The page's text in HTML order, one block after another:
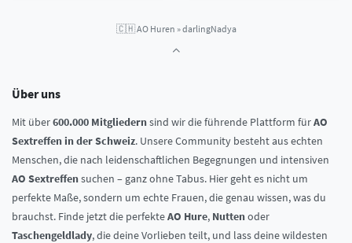
🇨🇭AO Huren »darlingNadya
Über uns
Mit über600.000 Mitgliedernsind wir die führende Plattform fürAO
Sextreffen in der Schweiz. Unsere Community besteht aus echten
Menschen, die nach leidenschaftlichen Begegnungen und intensiven
AO Sextreffensuchen – ganz ohne Tabus. Hier geht es nicht um
perfekte Maße, sondern um echte Frauen, die genau wissen, was du
brauchst. Finde jetzt die perfekteAO Hure, Nuttenoder
Taschengeldlady, die deine Vorlieben teilt, und lass deine wildesten